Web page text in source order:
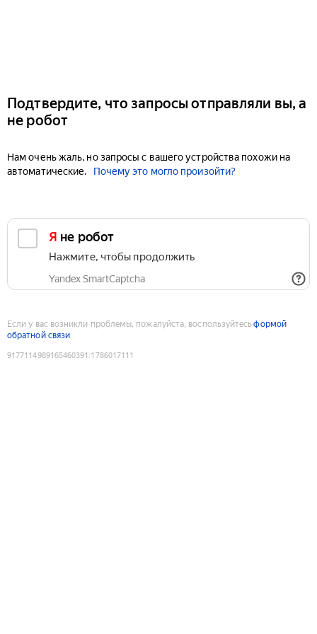
Подтвердите, что запросы отправляли вы, а
не робот
Нам очень жаль, но запросы с вашего устройства похожи на
автоматические.
Почему это могло произойти?
Я не робот
Нажмите, чтобы продолжить
Yandex SmartCaptcha
Если у вас возникли проблемы, пожалуйста, воспользуйтесьформой
обратной связи
9177114989165460391 :1786017111